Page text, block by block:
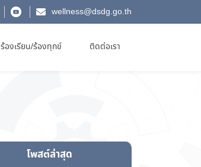
wellness@dsdg.go.th
ร้องเรียน/ร้องทุกข์ ติดต่อเรา
โพสต์ล่าสุด